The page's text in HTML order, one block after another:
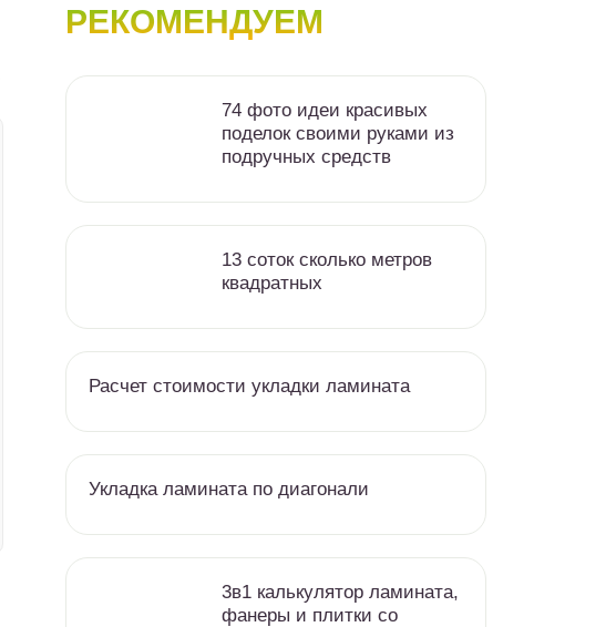
РЕКОМЕНДУЕМ
74 фото идеи красивых
поделок своими руками из
подручных средств
13 соток сколько метров
квадратных
Расчет стоимости укладки ламината
Укладка ламината по диагонали
3в1 калькулятор ламината,
фанеры и плитки со